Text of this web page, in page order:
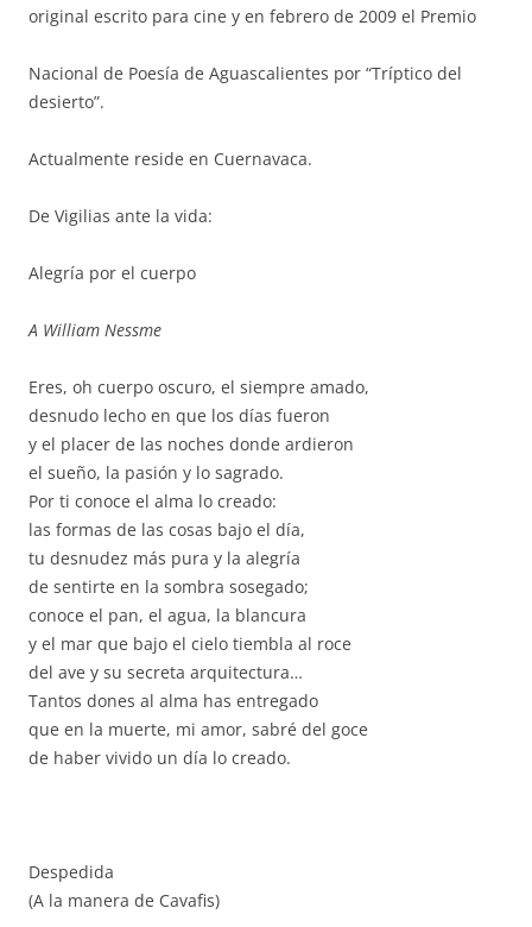
original escrito para cine y en febrero de 2009 el Premio
Nacional de Poesía de Aguascalientes por “Tríptico del
desierto”.
Actualmente reside en Cuernavaca.
De Vigilias ante la vida:
Alegría por el cuerpo
A William Nessme
Eres, oh cuerpo oscuro, el siempre amado,
desnudo lecho en que los días fueron
y el placer de las noches donde ardieron
el sueño, la pasión y lo sagrado.
Por ti conoce el alma lo creado:
las formas de las cosas bajo el día,
tu desnudez más pura y la alegría
de sentirte en la sombra sosegado;
conoce el pan, el agua, la blancura
y el mar que bajo el cielo tiembla al roce
del ave y su secreta arquitectura…
Tantos dones al alma has entregado
que en la muerte, mi amor, sabré del goce
de haber vivido un día lo creado.
Despedida
(A la manera de Cavafis)